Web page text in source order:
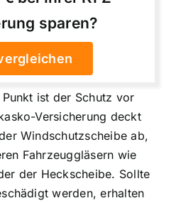
sparen?
ist der Schutz vor
Versicherung deckt
Windschutzscheibe ab,
Fahrzeuggläsern wie
der Heckscheibe. Sollte
werden, erhalten